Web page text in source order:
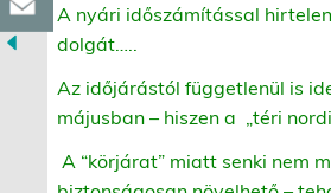
A nyári időszámítással
dolgát…..
Az időjárástól függetlenül is
májusban – hiszen a
„téri
A “körjárat” miatt senki nem